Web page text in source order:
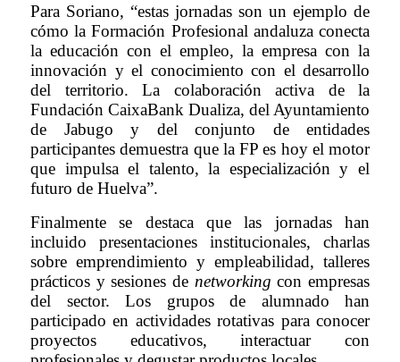
Para Soriano, “estas jornadas son un ejemplo de
cómo la Formación Profesional andaluza conecta
la educación con el empleo, la empresa con la
innovación y el conocimiento con el desarrollo
del territorio. La colaboración activa de la
Fundación CaixaBank Dualiza, del Ayuntamiento
de Jabugo y del conjunto de entidades
participantes demuestra que la FP es hoy el motor
que impulsa el talento, la especialización y el
futuro de Huelva”.
Finalmente se destaca que las jornadas han
incluido presentaciones institucionales, charlas
sobre emprendimiento y empleabilidad, talleres
prácticos y sesiones de networking con empresas
del sector. Los grupos de alumnado han
participado en actividades rotativas para conocer
proyectos educativos, interactuar con